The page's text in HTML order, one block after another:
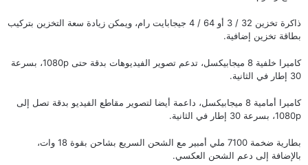
ذاكرة تخزين 32 / 3 أو 64 / 4 جيجابايت رام، ويمكن زيادة سعة التخزين بتركيب
بطاقة تخزين إضافية.
كاميرا خلفية 8 ميجابيكسل، تدعم تصوير الفيديوهات بدقة حتى 1080p، بسرعة
30 إطار في الثانية.
كاميرا أمامية 8 ميجابيكسل، داعمة أيضا لتصوير مقاطع الفيديو بدقة تصل إلى
1080p، بسرعة 30 إطار في الثانية.
بطارية ضخمة 7100 ملي أمبير مع الشحن السريع بشاحن بقوة 18 وات،
بالإضافة إلى دعم الشحن العكسي.